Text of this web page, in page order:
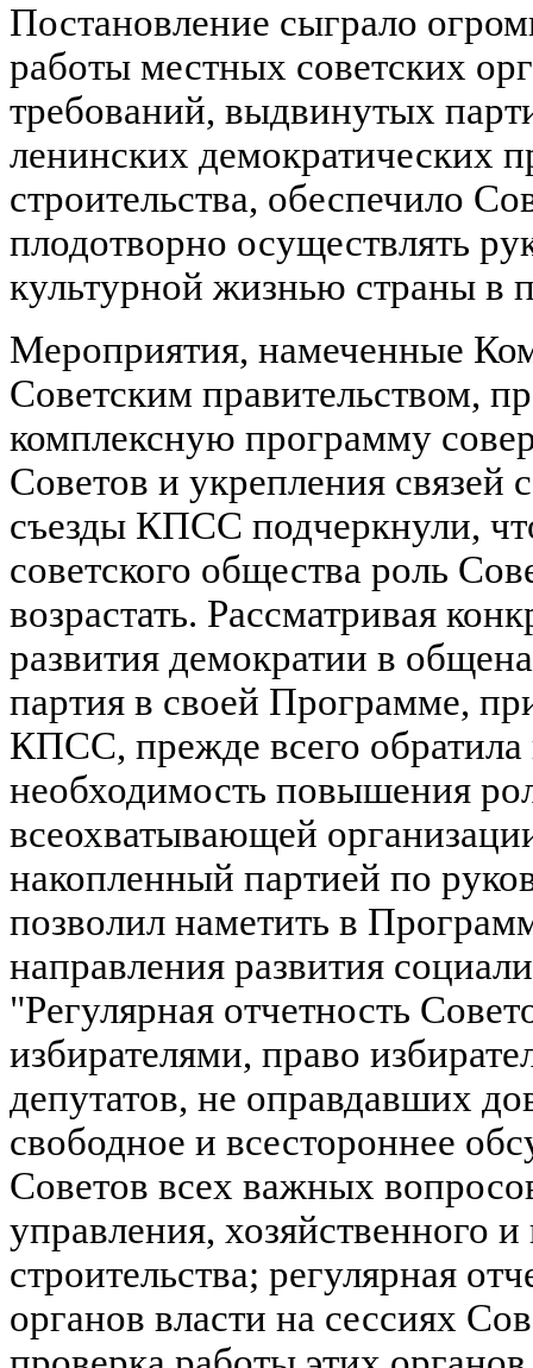
Постановление сыграло
работы местных советских
требований, выдвинутых
ленинских демократических
строительства, обеспечило
плодотворно осуществлять
культурной жизнью страны в
Мероприятия, намеченные
Советским правительством,
комплексную программу
Советов и укрепления
съезды КПСС подчеркнули,
советского общества роль
возрастать. Рассматривая
развития демократии в
партия в своей Программе,
КПСС, прежде всего
необходимость повышения
всеохватывающей
накопленный партией по
позволил наметить в
направления развития
"Регулярная отчетность
избирателями, право
депутатов, не оправдавших
свободное и всестороннее
Советов всех важных
управления, хозяйственного и
строительства; регулярная
органов власти на сессиях